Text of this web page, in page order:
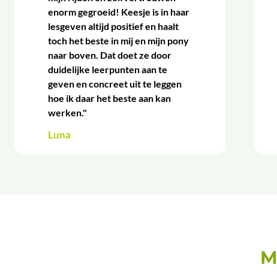
enorm gegroeid! Keesje is in haar
lesgeven altijd positief en haalt
toch het beste in mij en mijn pony
naar boven. Dat doet ze door
duidelijke leerpunten aan te
geven en concreet uit te leggen
hoe ik daar het beste aan kan
werken."
Luna